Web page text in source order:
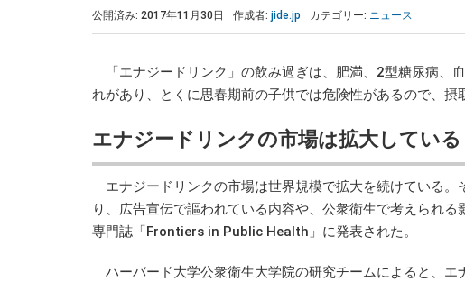
公開済み: 2017年11月30日 作成者: jide.jp カテゴリー: ニュース
「エナジードリンク」の飲み過ぎは、肥満、2型糖尿病、
れがあり、とくに思春期前の子供では危険性があるので、
エナジードリンクの市場は拡大している
エナジードリンクの市場は世界規模で拡大を続けている
り、広告宣伝で謳われている内容や、公衆衛生で考えられ
専門誌「Frontiers in Public Health」に発表された。
ハーバード大学公衆衛生大学院の研究チームによると、